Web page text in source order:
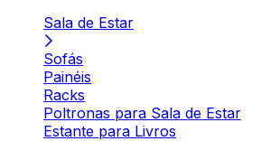
Sala de Estar
Sofás
Painéis
Racks
Poltronas para Sala de Estar
Estante para Livros